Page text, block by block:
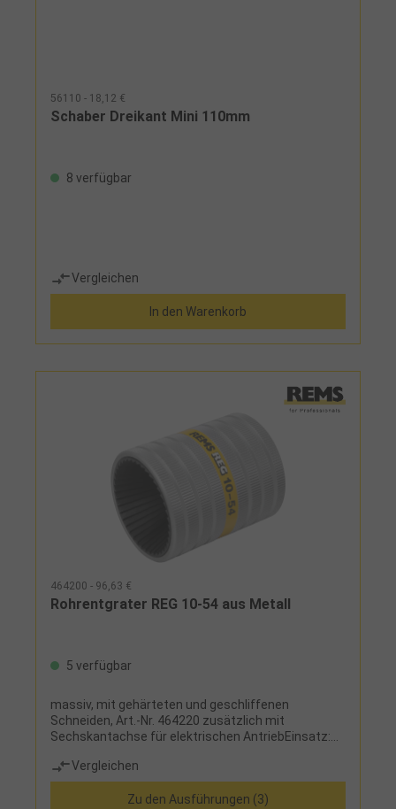
56110 - 18,12 €
Schaber Dreikant Mini 110mm
8 verfügbar
Vergleichen
In den Warenkorb
464200 - 96,63 €
Rohrentgrater REG 10-54 aus Metall
5 verfügbar
massiv, mit gehärteten und geschliffenen
Schneiden, Art.-Nr. 464220 zusätzlich mit
Sechskantachse für elektrischen AntriebEinsatz:
Edelstahl, Kupfer, Messing, Aluminium- und
Kunststoff
Vergleichen
Zu den Ausführungen (3)